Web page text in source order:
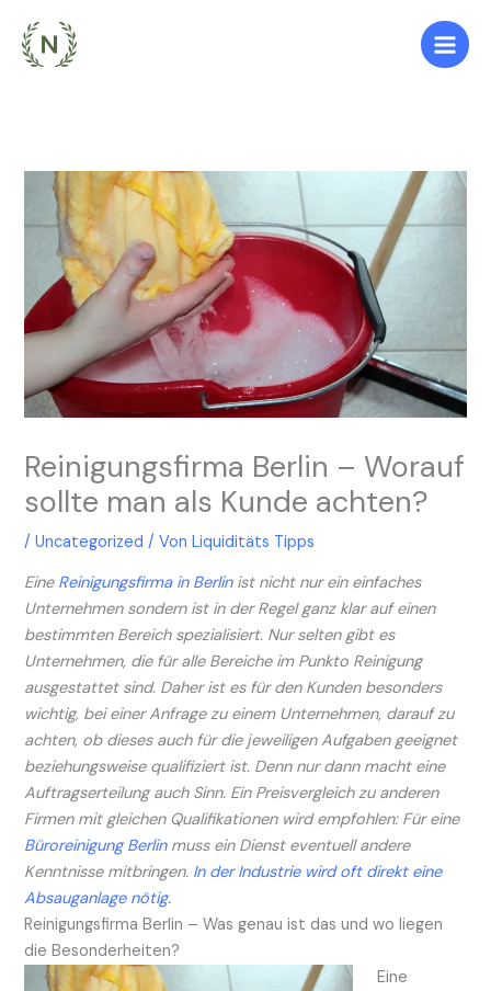
Inhalt
springen
Reinigungsfirma Berlin – Worauf
sollte man als Kunde achten?
/Uncategorized / VonLiquiditäts Tipps
Eine Reinigungsfirma in Berlinist nicht nur ein einfaches
Unternehmen sondern ist in der Regel ganz klar auf einen
bestimmten Bereich spezialisiert. Nur selten gibt es
Unternehmen, die für alle Bereiche im Punkto Reinigung
ausgestattet sind. Daher ist es für den Kunden besonders
wichtig, bei einer Anfrage zu einem Unternehmen, darauf zu
achten, ob dieses auch für die jeweiligen Aufgaben geeignet
beziehungsweise qualifiziert ist. Denn nur dann macht eine
Auftragserteilung auch Sinn. Ein Preisvergleich zu anderen
Firmen mit gleichen Qualifikationen wird empfohlen: Für eine
Büroreinigung Berlinmuss ein Dienst eventuell andere
Kenntnisse mitbringen. In der Industrie wird oft direkt eine
Absauganlage nötig.
Reinigungsfirma Berlin – Was genau ist das und wo liegen
die Besonderheiten?
Eine